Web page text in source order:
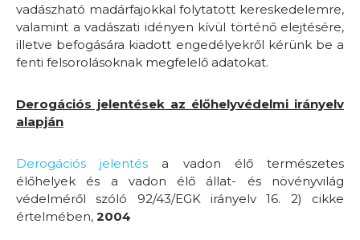
vadászható madárfajokkal folytatott kereskedelemre,
valamint a vadászati idényen kívül történő elejtésére,
illetve befogására kiadott engedélyekről kérünk be a
fenti felsorolásoknak megfelelő adatokat.
Derogációs jelentések az élőhelyvédelmi irányelv
alapján
Derogációs jelentés a vadon élő természetes
élőhelyek és a vadon élő állat- és növényvilág
védelméről szóló 92/43/EGK irányelv 16. 2) cikke
értelmében, 2004